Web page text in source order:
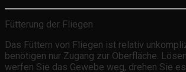
Fütterung der Fliegen
Das Füttern von Fliegen ist relativ
benötigen nur Zugang zur Oberfläche.
werfen Sie das Gewebe weg, drehen Sie